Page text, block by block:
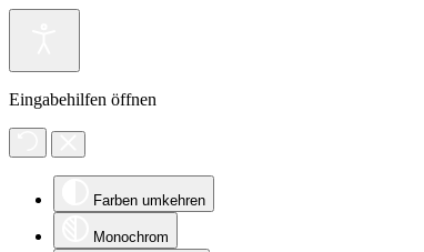
Eingabehilfen öffnen
Farben umkehren
Monochrom